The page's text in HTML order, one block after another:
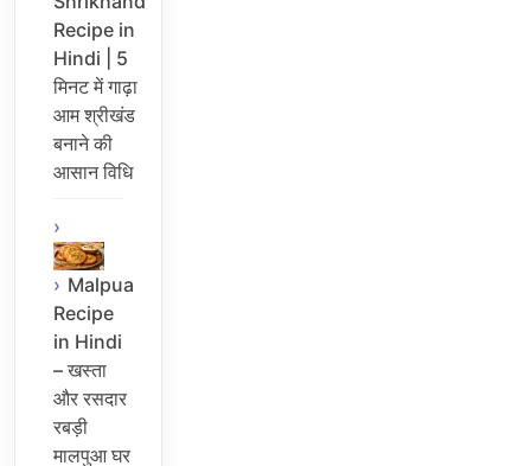
Recipe in
Hindi | 5
मिनट में गाढ़ा
आम श्रीखंड
बनाने की
आसान विधि
Malpua
Recipe
in Hindi
– खस्ता
और रसदार
रबड़ी
मालपुआ घर